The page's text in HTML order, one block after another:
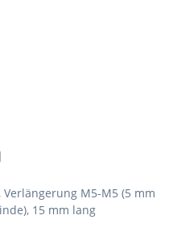
M5-M5 (5 mm
15 mm lang